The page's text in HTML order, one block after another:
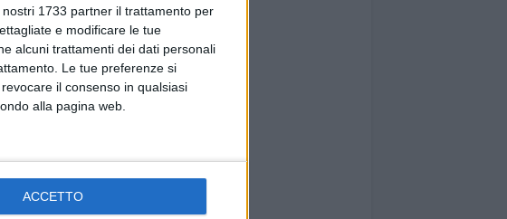
1733 partner il trattamento per
e modificare le tue
alcuni trattamenti dei dati personali
Le tue preferenze si
il consenso in qualsiasi
alla pagina web.
ACCETTO